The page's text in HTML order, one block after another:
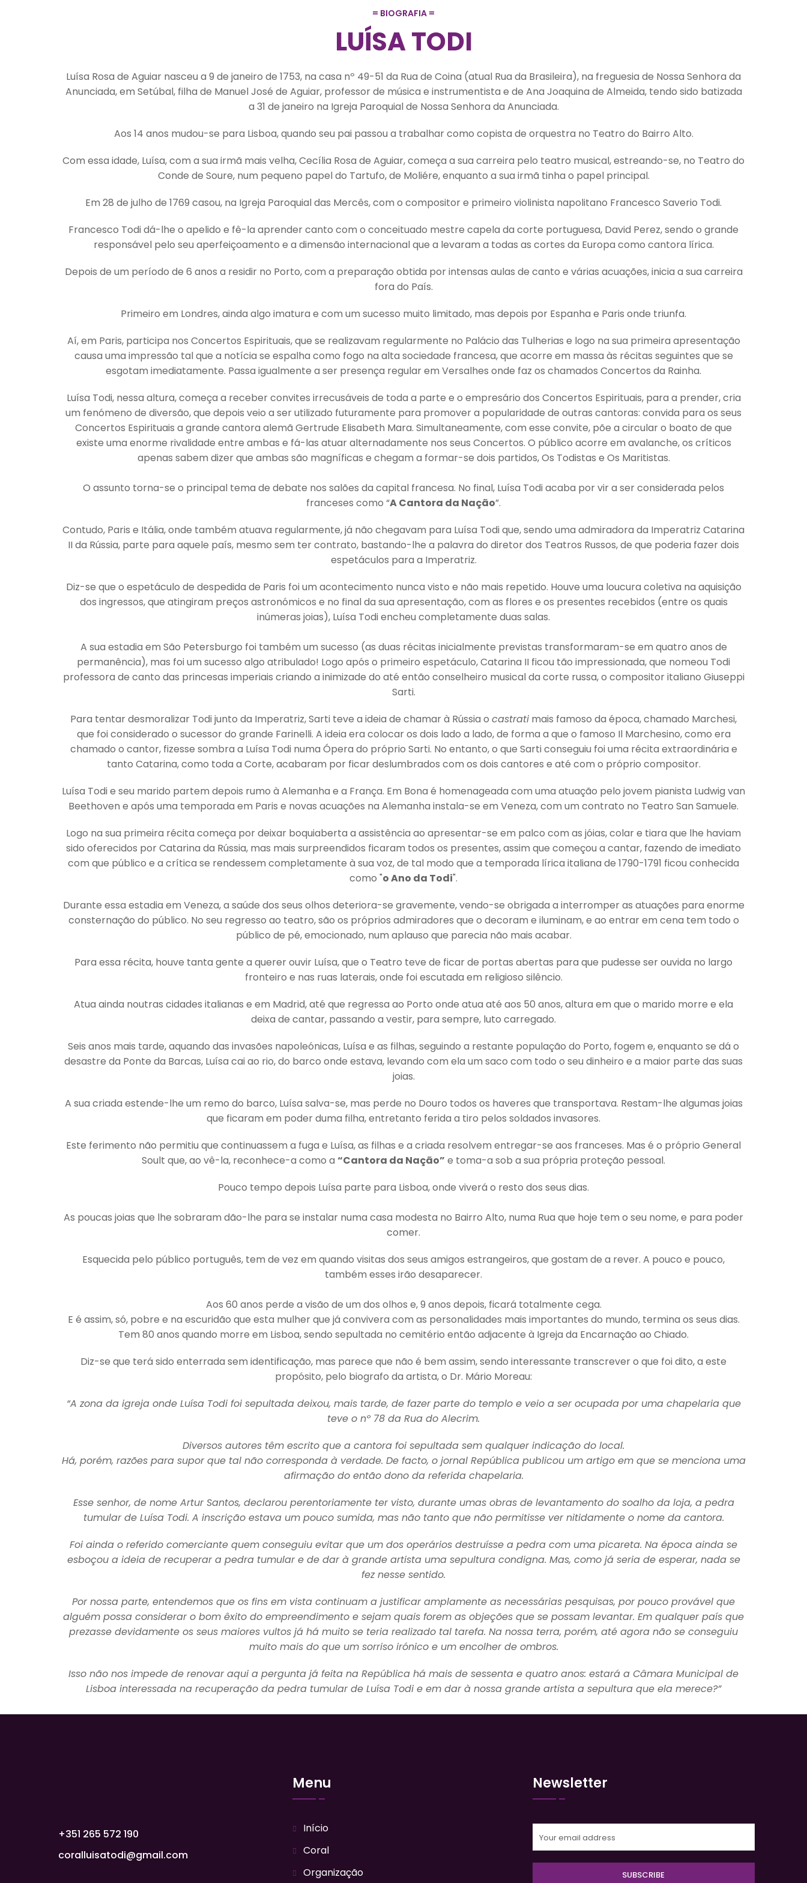
= BIOGRAFIA =
LUÍSA TODI
Luísa Rosa de Aguiar nasceu a 9 de janeiro de 1753, na casa nº 49-51 da Rua de Coina (atual Rua da Brasileira), na freguesia de Nossa Senhora da
Anunciada, em Setúbal, filha de Manuel José de Aguiar, professor de música e instrumentista e de Ana Joaquina de Almeida, tendo sido batizada
a 31 de janeiro na Igreja Paroquial de Nossa Senhora da Anunciada.
Aos 14 anos mudou-se para Lisboa, quando seu pai passou a trabalhar como copista de orquestra no Teatro do Bairro Alto.
Com essa idade, Luísa, com a sua irmã mais velha, Cecília Rosa de Aguiar, começa a sua carreira pelo teatro musical, estreando-se, no Teatro do
Conde de Soure, num pequeno papel do Tartufo, de Moliére, enquanto a sua irmã tinha o papel principal.
Em 28 de julho de 1769 casou, na Igreja Paroquial das Mercês, com o compositor e primeiro violinista napolitano Francesco Saverio Todi.
Francesco Todi dá-lhe o apelido e fê-la aprender canto com o conceituado mestre capela da corte portuguesa, David Perez, sendo o grande
responsável pelo seu aperfeiçoamento e a dimensão internacional que a levaram a todas as cortes da Europa como cantora lírica.
Depois de um período de 6 anos a residir no Porto, com a preparação obtida por intensas aulas de canto e várias acuações, inicia a sua carreira
fora do País.
Primeiro em Londres, ainda algo imatura e com um sucesso muito limitado, mas depois por Espanha e Paris onde triunfa.
Aí, em Paris, participa nos Concertos Espirituais, que se realizavam regularmente no Palácio das Tulherias e logo na sua primeira apresentação
causa uma impressão tal que a notícia se espalha como fogo na alta sociedade francesa, que acorre em massa às récitas seguintes que se
esgotam imediatamente. Passa igualmente a ser presença regular em Versalhes onde faz os chamados Concertos da Rainha.
Luísa Todi, nessa altura, começa a receber convites irrecusáveis de toda a parte e o empresário dos Concertos Espirituais, para a prender, cria
um fenómeno de diversão, que depois veio a ser utilizado futuramente para promover a popularidade de outras cantoras: convida para os seus
Concertos Espirituais a grande cantora alemã Gertrude Elisabeth Mara. Simultaneamente, com esse convite, põe a circular o boato de que
existe uma enorme rivalidade entre ambas e fá-las atuar alternadamente nos seus Concertos. O público acorre em avalanche, os críticos
apenas sabem dizer que ambas são magníficas e chegam a formar-se dois partidos, Os Todistas e Os Maritistas.
O assunto torna-se o principal tema de debate nos salões da capital francesa. No final, Luísa Todi acaba por vir a ser considerada pelos
franceses como “A Cantora da Nação”.
Contudo, Paris e Itália, onde também atuava regularmente, já não chegavam para Luísa Todi que, sendo uma admiradora da Imperatriz Catarina
II da Rússia, parte para aquele país, mesmo sem ter contrato, bastando-lhe a palavra do diretor dos Teatros Russos, de que poderia fazer dois
espetáculos para a Imperatriz.
Diz-se que o espetáculo de despedida de Paris foi um acontecimento nunca visto e não mais repetido. Houve uma loucura coletiva na aquisição
dos ingressos, que atingiram preços astronómicos e no final da sua apresentação, com as flores e os presentes recebidos (entre os quais
inúmeras joias), Luísa Todi encheu completamente duas salas.
A sua estadia em São Petersburgo foi também um sucesso (as duas récitas inicialmente previstas transformaram-se em quatro anos de
permanência), mas foi um sucesso algo atribulado! Logo após o primeiro espetáculo, Catarina II ficou tão impressionada, que nomeou Todi
professora de canto das princesas imperiais criando a inimizade do até então conselheiro musical da corte russa, o compositor italiano Giuseppi
Sarti.
Para tentar desmoralizar Todi junto da Imperatriz, Sarti teve a ideia de chamar à Rússia o castrati mais famoso da época, chamado Marchesi,
que foi considerado o sucessor do grande Farinelli. A ideia era colocar os dois lado a lado, de forma a que o famoso Il Marchesino, como era
chamado o cantor, fizesse sombra a Luísa Todi numa Ópera do próprio Sarti. No entanto, o que Sarti conseguiu foi uma récita extraordinária e
tanto Catarina, como toda a Corte, acabaram por ficar deslumbrados com os dois cantores e até com o próprio compositor.
Luísa Todi e seu marido partem depois rumo à Alemanha e a França. Em Bona é homenageada com uma atuação pelo jovem pianista Ludwig van
Beethoven e após uma temporada em Paris e novas acuações na Alemanha instala-se em Veneza, com um contrato no Teatro San Samuele.
Logo na sua primeira récita começa por deixar boquiaberta a assistência ao apresentar-se em palco com as jóias, colar e tiara que lhe haviam
sido oferecidos por Catarina da Rússia, mas mais surpreendidos ficaram todos os presentes, assim que começou a cantar, fazendo de imediato
com que público e a crítica se rendessem completamente à sua voz, de tal modo que a temporada lírica italiana de 1790-1791 ficou conhecida
como "o Ano da Todi".
Durante essa estadia em Veneza, a saúde dos seus olhos deteriora-se gravemente, vendo-se obrigada a interromper as atuações para enorme
consternação do público. No seu regresso ao teatro, são os próprios admiradores que o decoram e iluminam, e ao entrar em cena tem todo o
público de pé, emocionado, num aplauso que parecia não mais acabar.
Para essa récita, houve tanta gente a querer ouvir Luísa, que o Teatro teve de ficar de portas abertas para que pudesse ser ouvida no largo
fronteiro e nas ruas laterais, onde foi escutada em religioso silêncio.
Atua ainda noutras cidades italianas e em Madrid, até que regressa ao Porto onde atua até aos 50 anos, altura em que o marido morre e ela
deixa de cantar, passando a vestir, para sempre, luto carregado.
Seis anos mais tarde, aquando das invasões napoleónicas, Luísa e as filhas, seguindo a restante população do Porto, fogem e, enquanto se dá o
desastre da Ponte da Barcas, Luísa cai ao rio, do barco onde estava, levando com ela um saco com todo o seu dinheiro e a maior parte das suas
joias.
A sua criada estende-lhe um remo do barco, Luísa salva-se, mas perde no Douro todos os haveres que transportava. Restam-lhe algumas joias
que ficaram em poder duma filha, entretanto ferida a tiro pelos soldados invasores.
Este ferimento não permitiu que continuassem a fuga e Luísa, as filhas e a criada resolvem entregar-se aos franceses. Mas é o próprio General
Soult que, ao vê-la, reconhece-a como a “Cantora da Nação” e toma-a sob a sua própria proteção pessoal.
Pouco tempo depois Luísa parte para Lisboa, onde viverá o resto dos seus dias.
As poucas joias que lhe sobraram dão-lhe para se instalar numa casa modesta no Bairro Alto, numa Rua que hoje tem o seu nome, e para poder
comer.
Esquecida pelo público português, tem de vez em quando visitas dos seus amigos estrangeiros, que gostam de a rever. A pouco e pouco,
também esses irão desaparecer.
Aos 60 anos perde a visão de um dos olhos e, 9 anos depois, ficará totalmente cega.
E é assim, só, pobre e na escuridão que esta mulher que já convivera com as personalidades mais importantes do mundo, termina os seus dias.
Tem 80 anos quando morre em Lisboa, sendo sepultada no cemitério então adjacente à Igreja da Encarnação ao Chiado.
Diz-se que terá sido enterrada sem identificação, mas parece que não é bem assim, sendo interessante transcrever o que foi dito, a este
propósito, pelo biografo da artista, o Dr. Mário Moreau:
“A zona da igreja onde Luísa Todi foi sepultada deixou, mais tarde, de fazer parte do templo e veio a ser ocupada por uma chapelaria que
teve o nº 78 da Rua do Alecrim.
Diversos autores têm escrito que a cantora foi sepultada sem qualquer indicação do local.
Há, porém, razões para supor que tal não corresponda à verdade. De facto, o jornal República publicou um artigo em que se menciona uma
afirmação do então dono da referida chapelaria.
Esse senhor, de nome Artur Santos, declarou perentoriamente ter visto, durante umas obras de levantamento do soalho da loja, a pedra
tumular de Luísa Todi. A inscrição estava um pouco sumida, mas não tanto que não permitisse ver nitidamente o nome da cantora.
Foi ainda o referido comerciante quem conseguiu evitar que um dos operários destruísse a pedra com uma picareta. Na época ainda se
esboçou a ideia de recuperar a pedra tumular e de dar à grande artista uma sepultura condigna. Mas, como já seria de esperar, nada se
fez nesse sentido.
Por nossa parte, entendemos que os fins em vista continuam a justificar amplamente as necessárias pesquisas, por pouco provável que
alguém possa considerar o bom êxito do empreendimento e sejam quais forem as objeções que se possam levantar. Em qualquer país que
prezasse devidamente os seus maiores vultos já há muito se teria realizado tal tarefa. Na nossa terra, porém, até agora não se conseguiu
muito mais do que um sorriso irónico e um encolher de ombros.
Isso não nos impede de renovar aqui a pergunta já feita na República há mais de sessenta e quatro anos: estará a Câmara Municipal de
Lisboa interessada na recuperação da pedra tumular de Luísa Todi e em dar à nossa grande artista a sepultura que ela merece?”
+351 265 572 190
coralluisatodi@gmail.com
Menu
Início
Coral
Organização
Newsletter